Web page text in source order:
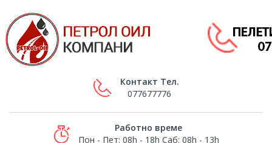
Контакт Тел.
077677776
Работно време
Пон - Пет: 08h - 18h Саб: 08h - 13h